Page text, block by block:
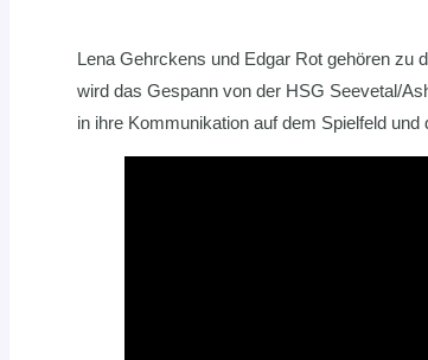
Lena Gehrckens und Edgar Rot gehören zu
wird das Gespann von der HSG Seevetal/
in ihre Kommunikation auf dem Spielfeld und